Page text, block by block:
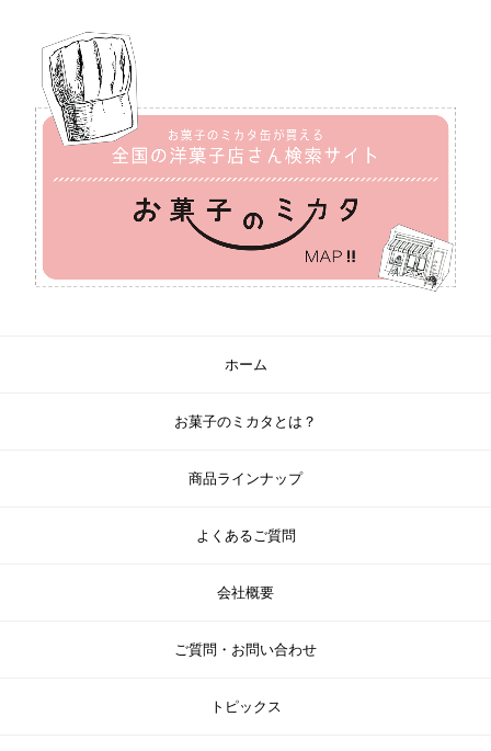
ホーム
お菓子のミカタとは？
商品ラインナップ
よくあるご質問
会社概要
ご質問・お問い合わせ
トピックス